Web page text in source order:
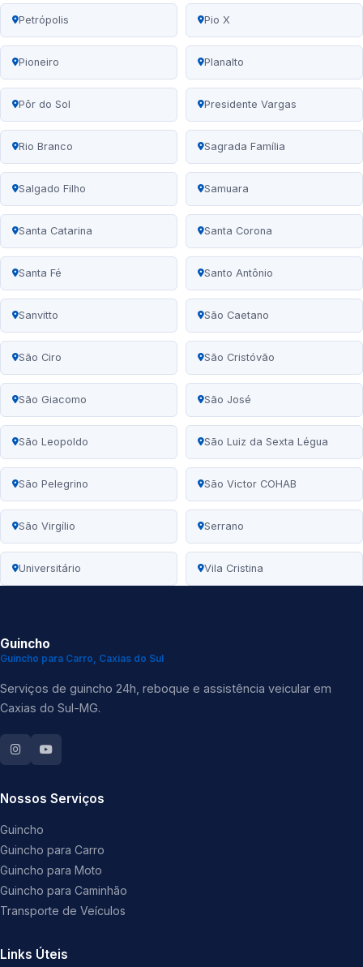
Petrópolis Pio X
Pioneiro Planalto
Pôr do Sol Presidente Vargas
Rio Branco Sagrada Família
Salgado Filho Samuara
Santa Catarina Santa Corona
Santa Fé Santo Antônio
Sanvitto São Caetano
São Ciro São Cristóvão
São Giacomo São José
São Leopoldo São Luiz da Sexta Légua
São Pelegrino São Victor COHAB
São Virgílio Serrano
Universitário Vila Cristina
Guincho
Guincho para Carro, Caxias do Sul
Serviços de guincho 24h, reboque e assistência veicular em
Caxias do Sul-MG.
Nossos Serviços
Guincho
Guincho para Carro
Guincho para Moto
Guincho para Caminhão
Transporte de Veículos
Links Úteis